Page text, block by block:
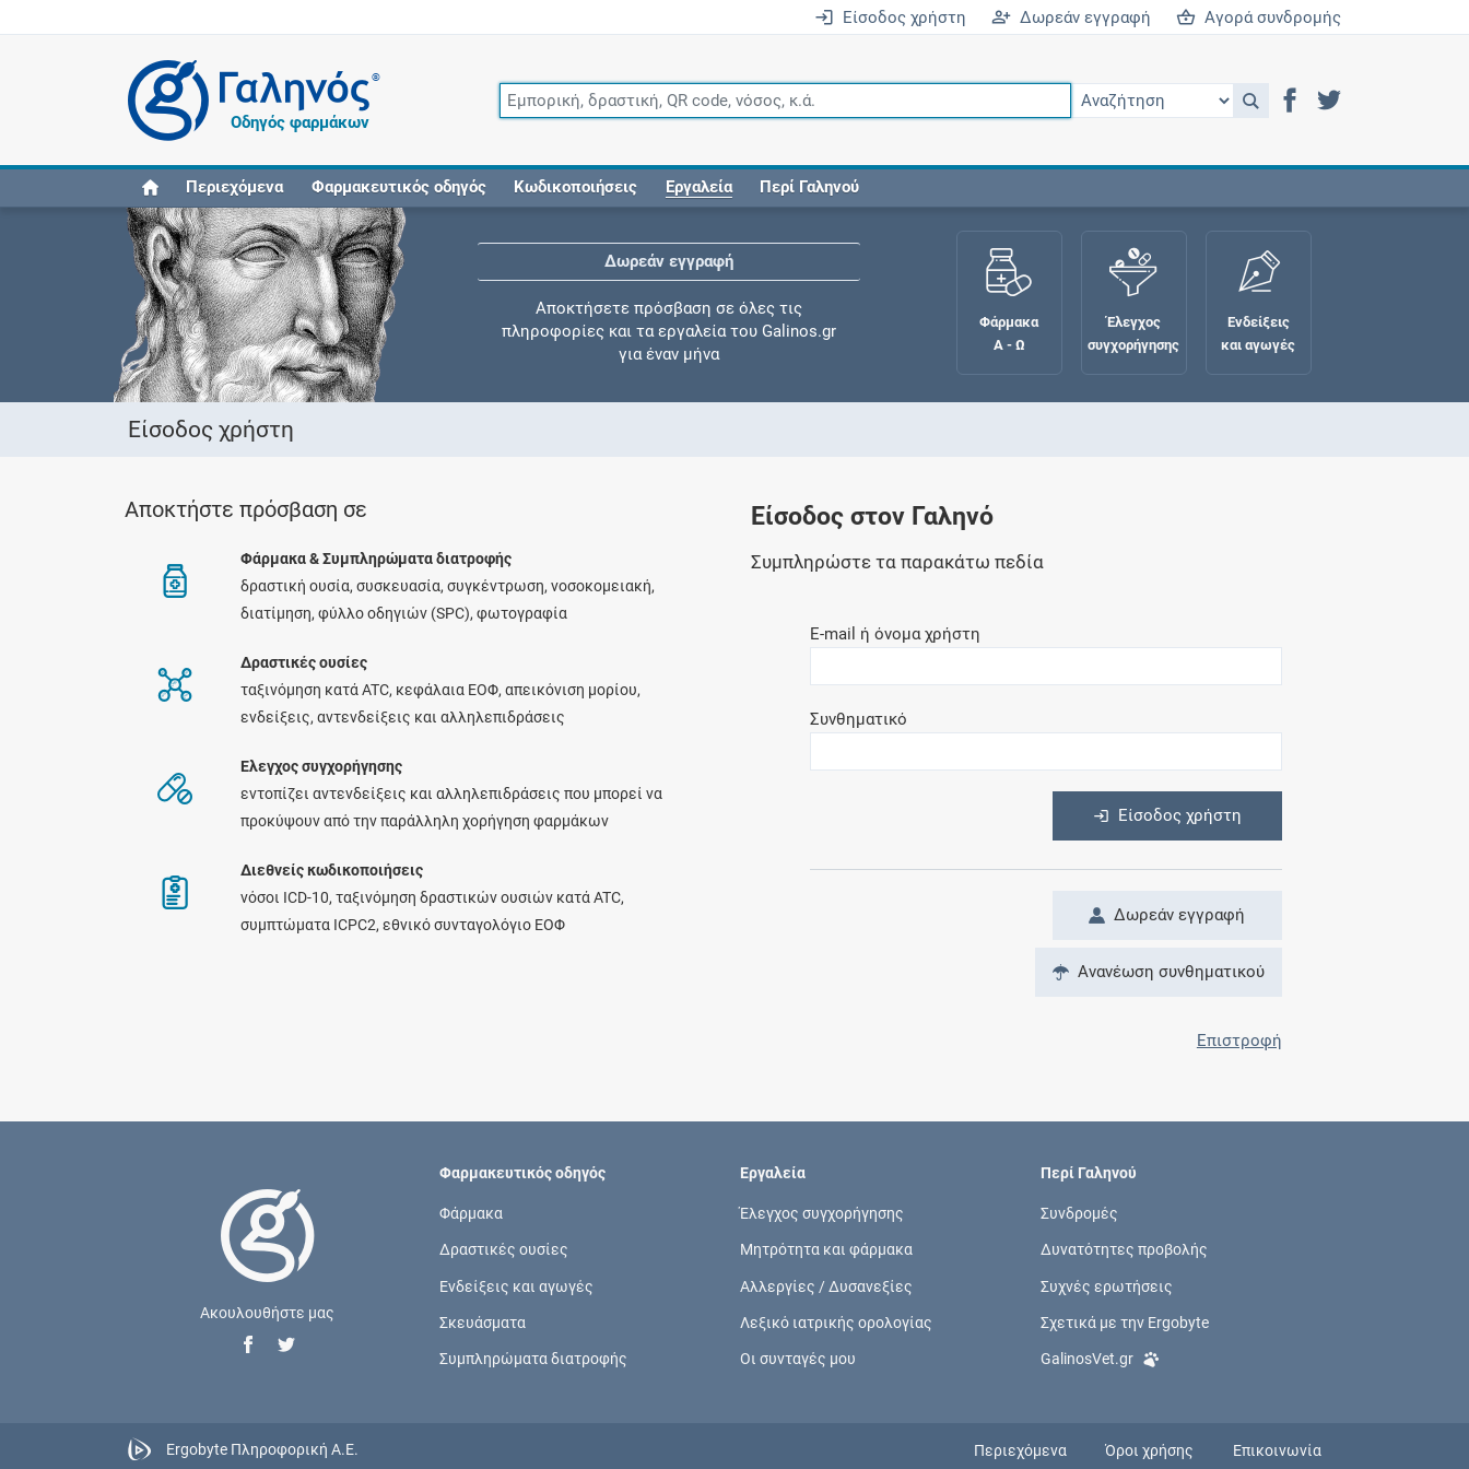
Είσοδος χρήστη Δωρεάν εγγραφή Αγορά συνδρομής
®
Οδηγός φαρμάκων
Περιεχόμενα Φαρμακευτικός οδηγός Κωδικοποιήσεις Εργαλεία Περί Γαληνού
Δωρεάν εγγραφή
Αποκτήσετε πρόσβαση σε όλες τις
πληροφορίες και τα εργαλεία του Galinos.gr
για έναν μήνα
Ελέγξτε την αγωγή σας για αντενδείξεις και
Αποθηκεύστε τις συνταγές σας και
μοιραστείτε τις εύκολα και με ασφάλεια
Ενημερωθείτε για την ασφάλεια χορήγησης
ενός φαρμάκου κατά τη διάρκεια της
επιπλέον παροχές των συνδρομητικών
Ενδείξεις και αγωγές
νόσους, συμπτώματα και ιατρικές πράξεις
Φάρμακα
Α - Ω
Έλεγχος
συγχορήγησης
Ενδείξεις
και αγωγές
Είσοδος χρήστη
Αποκτήστε πρόσβαση σε
Φάρμακα & Συμπληρώματα διατροφής
δραστική ουσία, συσκευασία, συγκέντρωση, νοσοκομειακή,
διατίμηση, φύλλο οδηγιών (SPC), φωτογραφία
Δραστικές ουσίες
ταξινόμηση κατά ATC, κεφάλαια ΕΟΦ, απεικόνιση μορίου,
ενδείξεις, αντενδείξεις και αλληλεπιδράσεις
Ελεγχος συγχορήγησης
εντοπίζει αντενδείξεις και αλληλεπιδράσεις που μπορεί να
προκύψουν από την παράλληλη χορήγηση φαρμάκων
Διεθνείς κωδικοποιήσεις
νόσοι ICD-10, ταξινόμηση δραστικών ουσιών κατά ATC,
συμπτώματα ICPC2, εθνικό συνταγολόγιο ΕΟΦ
Είσοδος στον Γαληνό
Συμπληρώστε τα παρακάτω πεδία
E-mail ή όνομα χρήστη
Συνθηματικό
Είσοδος χρήστη
Δωρεάν εγγραφή
Ανανέωση συνθηματικού
Επιστροφή
Ακουλουθήστε μας
Φαρμακευτικός οδηγός
Φάρμακα
Δραστικές ουσίες
Ενδείξεις και αγωγές
Σκευάσματα
Συμπληρώματα διατροφής
Εργαλεία
Έλεγχος συγχορήγησης
Μητρότητα και φάρμακα
Αλλεργίες / Δυσανεξίες
Λεξικό ιατρικής ορολογίας
Οι συνταγές μου
Περί Γαληνού
Συνδρομές
Δυνατότητες προβολής
Συχνές ερωτήσεις
Σχετικά με την Ergobyte
GalinosVet.gr
Ergobyte Πληροφορική Α.Ε. Περιεχόμενα Όροι χρήσης Επικοινωνία